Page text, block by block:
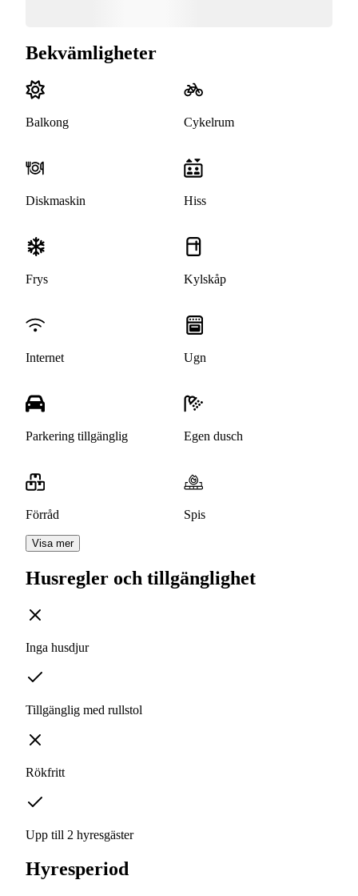
Bekvämligheter
Balkong Cykelrum
Diskmaskin Hiss
Frys Kylskåp
Internet Ugn
Parkering tillgänglig Egen dusch
Förråd Spis
Visa mer
Husregler och tillgänglighet
Inga husdjur
Tillgänglig med rullstol
Rökfritt
Upp till 2 hyresgäster
Hyresperiod